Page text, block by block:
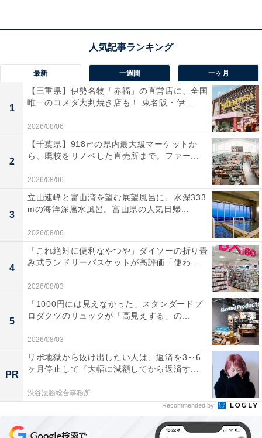
【あわせて買いたい】Appleの人気商品5選
Apple「AirPods 4」
Apple AirPods 4 ワイヤレスイヤホン、Bluetooth5.3、
パーソナライズされた空間オーディオ、耐汗耐水性能、
USB-C 充電ケース、H2 チップ、最大 30 時間の バッテリ
ー駆動時間、「探す」対応、iPhoneで簡単に設定
Amazonで見る
最新 一週間 一ヶ月
1
【三重県】伊勢名物「赤福」の直営店に、全国
唯一のコメダ大判焼き店も！ 東名阪・伊...
2026/08/06
2
【千葉県】918㎡の県内最大級マーケットか
ら、廃校をリノベした直売所まで。ファー...
2026/08/06
3
立山連峰と富山湾を望む展望風呂に、水深333
mの海洋深層水風呂。富山県の人気日帰...
2026/08/06
4
「これ絶対に便利なやつや」ダイソーの折り畳
み式ランドリーバスケットが高評価「使わ...
2026/08/03
5
「1000円には見えなかった」スタンダードプ
ロダクツのリュックが「高見えする」の...
2026/08/03
PR
リボ地獄から抜け出したい人は、返済を3～6
ヶ月停止して『大幅に減額してから返済す...
渋谷法務総合事務所
Recommended by